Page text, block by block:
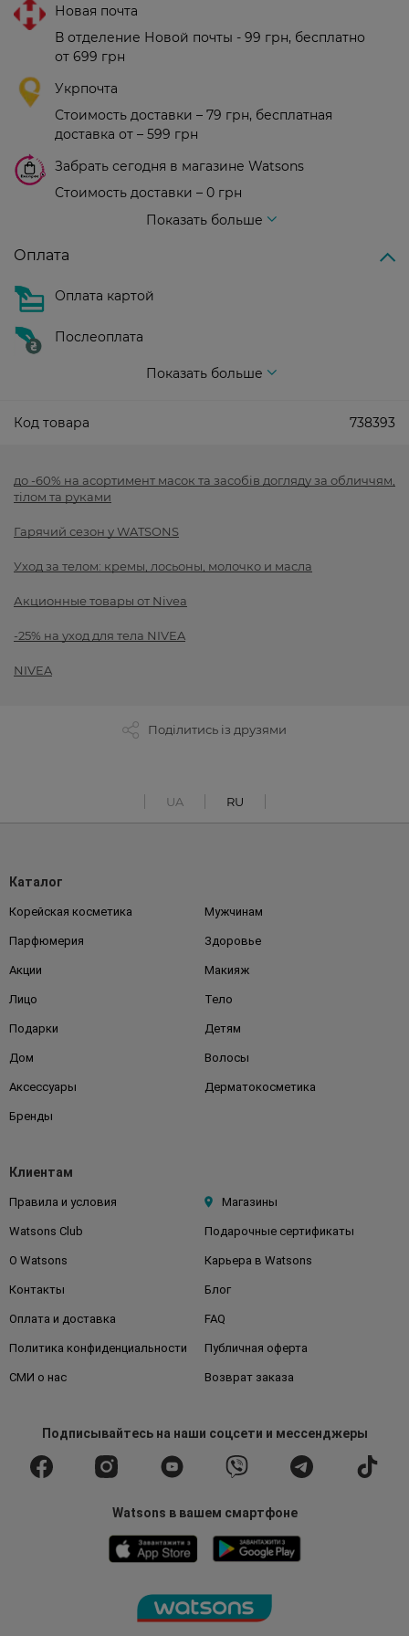
Новая почта
В отделение Новой почты - 99 грн, бесплатно
от 699 грн
Укрпочта
Стоимость доставки – 79 грн, бесплатная
доставка от – 599 грн
Забрать сегодня в магазине Watsons
Стоимость доставки – 0 грн
Показать больше
Оплата
Оплата картой
Послеоплата
Показать больше
Код товара 738393
до -60% на асортимент масок та засобів догляду за обличчям,
тілом та руками
Гарячий сезон у WATSONS
Уход за телом: кремы, лосьоны, молочко и масла
Акционные товары от Nivea
-25% на уход для тела NIVEA
NIVEA
Поділитись із друзями
UA RU
Каталог
Корейская косметика Мужчинам
Парфюмерия Здоровье
Акции Макияж
Лицо Тело
Подарки Детям
Дом Волосы
Аксессуары Дерматокосметика
Бренды
Клиентам
Правила и условия Магазины
Watsons Club Подарочные сертификаты
О Watsons Карьера в Watsons
Контакты Блог
Оплата и доставка FAQ
Политика конфиденциальности Публичная оферта
СМИ о нас Возврат заказа
Подписывайтесьна наши соцсети и мессенджеры
Watsons в вашем смартфоне